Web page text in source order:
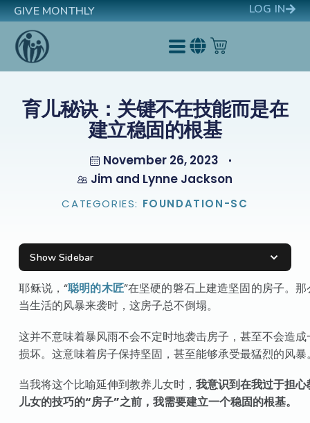
GIVE MONTHLY LOG IN
育儿秘诀：关键不在技能而是在
建立稳固的根基
November 26, 2023
Jim and Lynne Jackson
CATEGORIES: FOUNDATION-SC
耶稣说，“聪明的木匠”在坚硬的磐石上建造坚固的房子。那
当生活的风暴来袭时，这房子总不倒塌。
这并不意味着暴风雨不会不定时地袭击房子，甚至不会造成
损坏。这意味着房子保持坚固，甚至能够承受最猛烈的风暴
当我将这个比喻延伸到教养儿女时，我意识到在我过于担心
儿女的技巧的“房子”之前，我需要建立一个稳固的根基。
Show Sidebar